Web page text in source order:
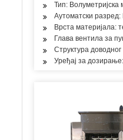
Тип:
Аутоматски
Врста материјала:
Глава вентила за
Структура
Уређај за